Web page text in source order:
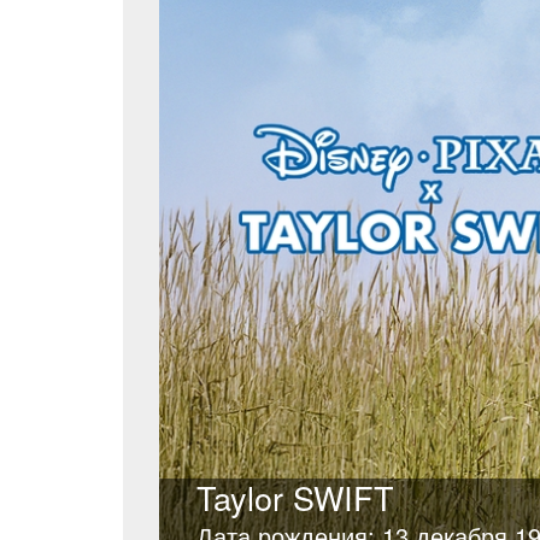
Taylor SWIFT